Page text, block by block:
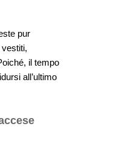
pur
il tempo
all’ultimo